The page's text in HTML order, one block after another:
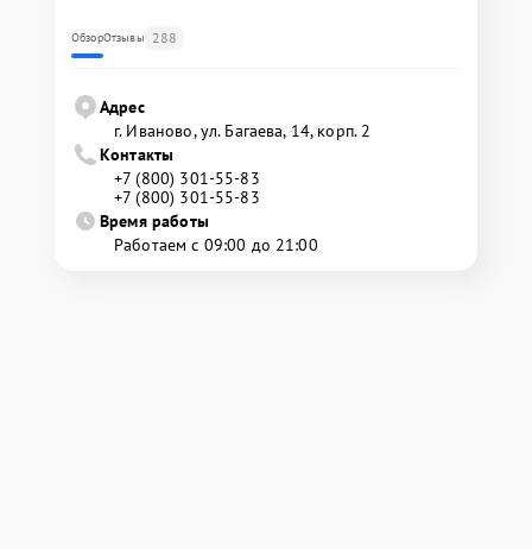
ОбзорОтзывы 288
Адрес
г. Иваново, ул. Багаева, 14, корп. 2
Контакты
+7 (800) 301-55-83
+7 (800) 301-55-83
Время работы
Работаем с 09:00 до 21:00